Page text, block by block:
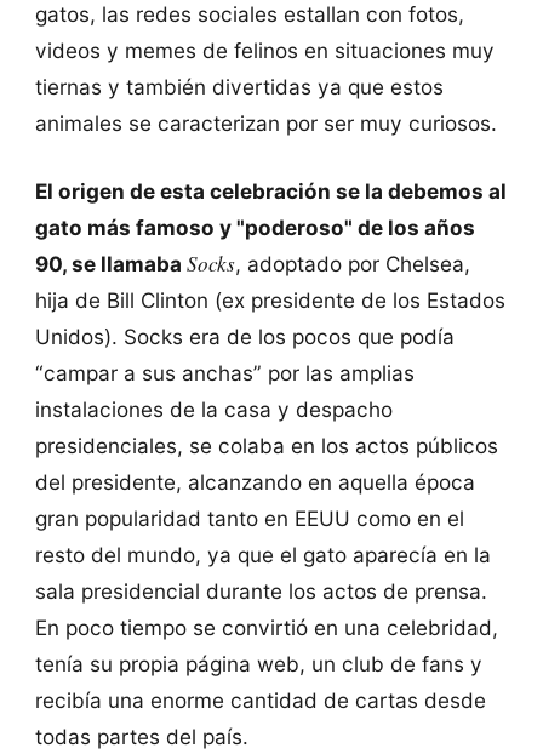
gatos, las redes sociales estallan con fotos,
videos y memes de felinos en situaciones muy
tiernas y también divertidas ya que estos
animales se caracterizan por ser muy curiosos.
El origen de esta celebración se la debemos al
gato más famoso y "poderoso" de los años
90, se llamaba Socks, adoptado por Chelsea,
hija de Bill Clinton (ex presidente de los Estados
Unidos). Socks era de los pocos que podía
“campar a sus anchas” por las amplias
instalaciones de la casa y despacho
presidenciales, se colaba en los actos públicos
del presidente, alcanzando en aquella época
gran popularidad tanto en EEUU como en el
resto del mundo, ya que el gato aparecía en la
sala presidencial durante los actos de prensa.
En poco tiempo se convirtió en una celebridad,
tenía su propia página web, un club de fans y
recibía una enorme cantidad de cartas desde
todas partes del país.